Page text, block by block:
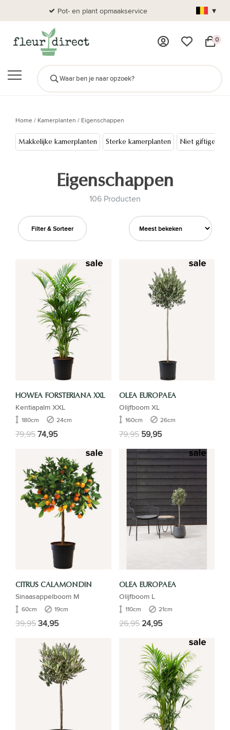
Pot- en plant opmaakservice ▾
0
Home/ Kamerplanten / Eigenschappen
Makkelijke kamerplanten Sterke kamerplanten Niet giftige
Eigenschappen
106 Producten
Filter & Sorteer
HOWEA FORSTERIANA XXL
Kentiapalm XXL
180cm 24cm
79,9574,95
OLEA EUROPAEA
Olijfboom XL
160cm 26cm
79,95 59,95
CITRUS CALAMONDIN
Sinaasappelboom M
60cm 19cm
39,9534,95
OLEA EUROPAEA
Olijfboom L
110cm 21cm
26,9524,95